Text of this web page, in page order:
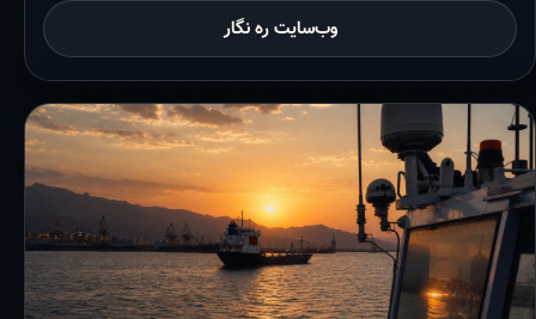
وب‌سایت ره نگار